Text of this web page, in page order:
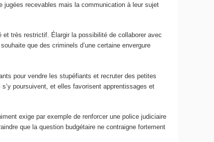
recevables mais la communication à leur sujet
et très restrictif. Élargir la possibilité de collaborer avec
que des criminels d’une certaine envergure
pour vendre les stupéfiants et recruter des petites
poursuivent, et elles favorisent apprentissages et
exige par exemple de renforcer une police judiciaire
que la question budgétaire ne contraigne fortement